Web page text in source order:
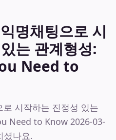
명채팅으로 시
는 관계형성:
Need to
로 시작하는 진정성 있는
Need to Know 2026-03-
셨나요.